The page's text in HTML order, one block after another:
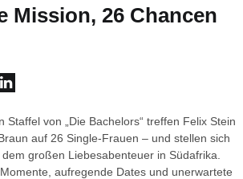
Mission, 26 Chancen
Staffel von „Die Bachelors“ treffen Felix Stein
auf 26 Single-Frauen – und stellen sich
großen Liebesabenteuer in Südafrika.
aufregende Dates und unerwartete